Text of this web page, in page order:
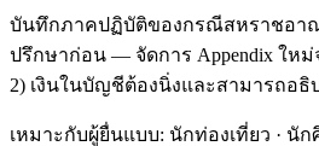
บันทึกภาคปฏิบัติของกรณีสหราชอาณ
ปรึกษาก่อน — จัดการ Appendix ใหม่
2) เงินในบัญชีต้องนิ่งและสามารถอธิ
เหมาะกับผู้ยื่นแบบ: นักท่องเที่ยว · นัก